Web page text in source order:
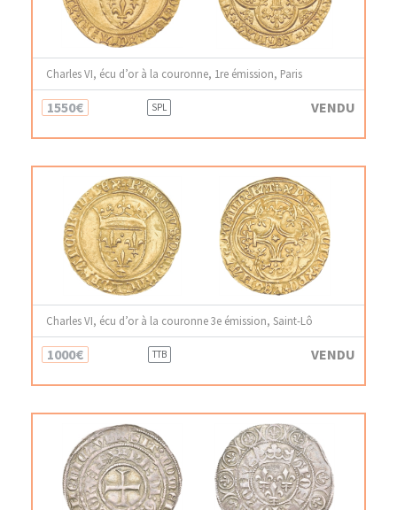
Charles VI, écu d’or à la couronne, 1re émission, Paris
1550€ SPL VENDU
Charles VI, écu d’or à la couronne 3e émission, Saint-Lô
1000€ TTB VENDU